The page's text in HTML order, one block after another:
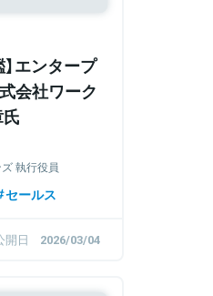
エンタープ
会社ワーク
執行役員
セールス
開日 2026/03/04